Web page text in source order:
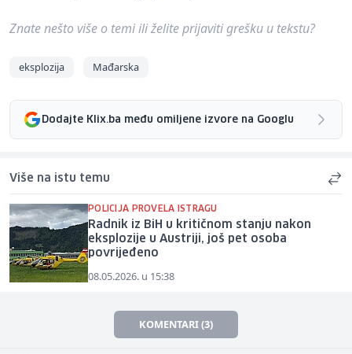
Znate nešto više o temi ili želite prijaviti grešku u tekstu?
eksplozija Mađarska
Dodajte Klix.ba među omiljene izvore na Googlu
Više na istu temu
POLICIJA PROVELA ISTRAGU
Radnik iz BiH u kritičnom stanju nakon
eksplozije u Austriji, još pet osoba
povrijeđeno
08.05.2026. u 15:38
KOMENTARI (3)